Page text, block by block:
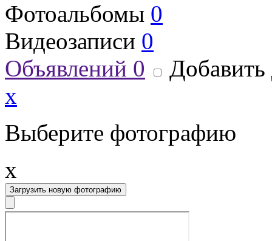
Фотоальбомы 0
Видеозаписи 0
Объявлений 0
Добавить
x
Выберите фотографию
x
Загрузить новую фотографию